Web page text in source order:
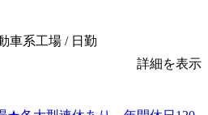
車系工場 / 日勤
詳細を表示